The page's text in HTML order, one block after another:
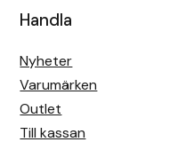
Handla
Nyheter
Varumärken
Outlet
Till kassan